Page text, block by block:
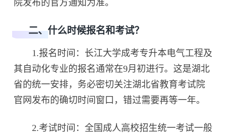
院发布的官方通知为准。
二、什么时候报名和考试？
1.报名时间：长江大学成考专升本电气工程及
其自动化专业的报名通常在9月初进行。这是湖北
省的统一安排，务必密切关注湖北省教育考试院
官网发布的确切时间窗口，错过需要再等一年。
2.考试时间：全国成人高校招生统一考试一般